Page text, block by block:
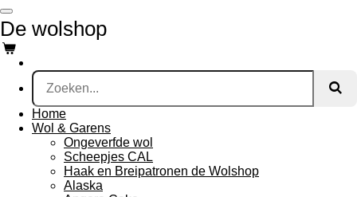
Ga
direct
naar
de
hoofdinhoud
De wolshop
Home
Wol & Garens
Ongeverfde wol
Scheepjes CAL
Haak en Breipatronen de Wolshop
Alaska